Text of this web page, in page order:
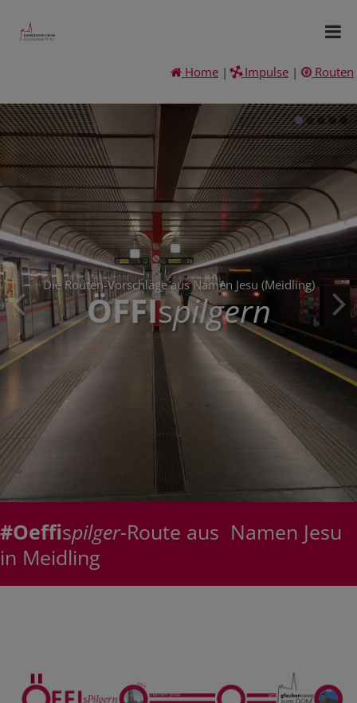
Home | Impulse | Routen
Die Routen-Vorschläge aus Namen Jesu (Meidling)
ÖFFIspilgern
#Oeffispilger-Route aus Namen Jesu
in Meidling